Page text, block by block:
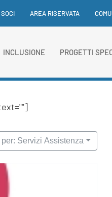
AREA RISERVATA
INCLUSIONE PROGETTI
Servizi Assistenza